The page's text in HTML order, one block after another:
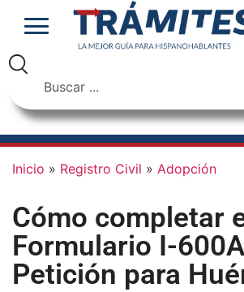
Inicio » Registro Civil » Adopción
Cómo completar
Formulario I-
Petición para